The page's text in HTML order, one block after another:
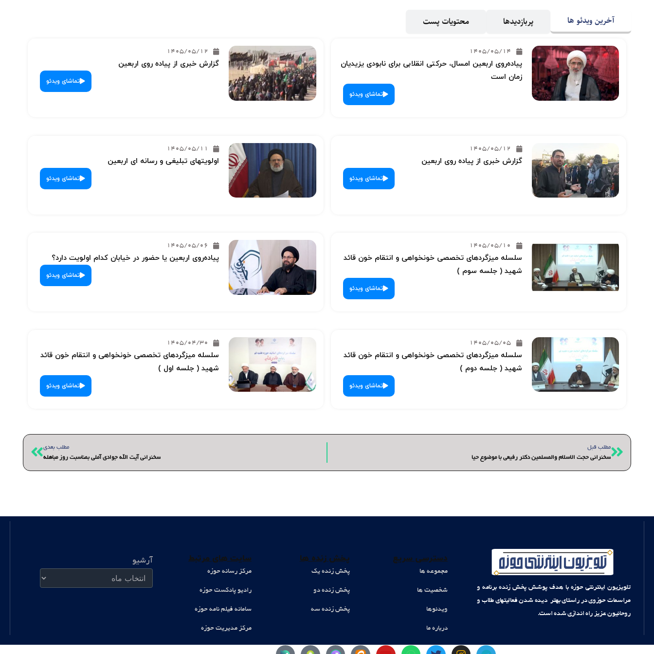
آخرین ویدئو ها پربازدیدها محتویات پست
1405/05/14
پیاده‌روی اربعین امسال، حرکتی انقلابی برای نابودی یزیدیان
زمان است
تماشای ویدئو
1405/05/12
گزارش خبری از پیاده روی اربعین
تماشای ویدئو
1405/05/12
گزارش خبری از پیاده روی اربعین
تماشای ویدئو
1405/05/11
اولویتهای تبلیغی و رسانه ای اربعین
تماشای ویدئو
1405/05/10
سلسله میزگردهای تخصصی خونخواهی و انتقام خون قائد
شهید ( جلسه سوم )
تماشای ویدئو
1405/05/06
پیاده‌روی اربعین یا حضور در خیابان کدام اولویت دارد؟
تماشای ویدئو
1405/05/05
سلسله میزگردهای تخصصی خونخواهی و انتقام خون قائد
شهید ( جلسه دوم )
تماشای ویدئو
1405/04/30
سلسله میزگردهای تخصصی خونخواهی و انتقام خون قائد
شهید ( جلسه اول )
تماشای ویدئو
قبلیمطلب قبل
سخنرانی حجت الاسلام والمسلمین دکتر رفیعی با موضوع حیا
مطلب بعدی
سخنرانی آیت الله جوادی آملی بمناسبت روز مباهله
بعدی
تلویزیون اینترنتی حوزه با هدف پوشش پخش زنده برنامه و
مراسمات حوزوی در راستای بهتر دیده شدن فعالیتهای طلاب و
روحانیون عزیز راه اندازی شده است.
دسترسی سریع
مجموعه ها
شخصیت ها
ویدئوها
درباره ما
پخش زنده ها
پخش زنده یک
پخش زنده دو
پخش زنده سه
سایت های مرتبط
مرکز رسانه حوزه
رادیو پادکست حوزه
سامانه فیلم نامه حوزه
مرکز مدیریت حوزه
آرشیو
آرشیو
T
I
T
W
Y